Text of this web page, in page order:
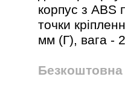
корпус з ABS
точки
мм (Г), вага -
Безкоштовна